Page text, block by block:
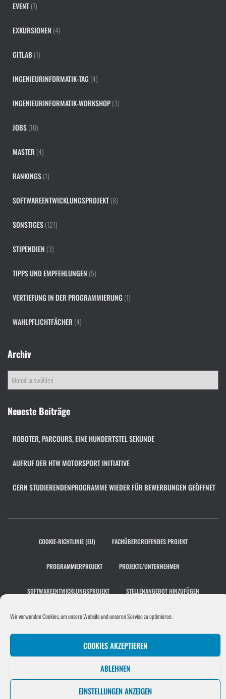
Wir verwenden Cookies, um unsere Website und unseren Service zu optimieren.
COOKIES AKZEPTIEREN
ABLEHNEN
EINSTELLUNGEN ANZEIGEN
EVENT(7)
EXKURSIONEN (4)
GITLAB(1)
INGENIEURINFORMATIK-TAG (4)
INGENIEURINFORMATIK-WORKSHOP(3)
JOBS(10)
MASTER(4)
RANKINGS(1)
SOFTWAREENTWICKLUNGSPROJEKT(8)
SONSTIGES(121)
STIPENDIEN (3)
TIPPS UND EMPFEHLUNGEN (5)
VERTIEFUNG IN DER PROGRAMMIERUNG (1)
WAHLPFLICHTFÄCHER(4)
Archiv
r
h
Neueste Beiträge
ROBOTER, PARCOURS, EINE HUNDERTSTEL SEKUNDE
AUFRUF DER HTW MOTORSPORT INITIATIVE
CERN STUDIERENDENPROGRAMME WIEDER FÜR BEWERBUNGEN GEÖFFNET
COOKIE-RICHTLINIE (EU) FACHÜBERGREIFENDES PROJEKT
PROGRAMMIERPROJEKT PROJEKTE/UNTERNEHMEN
SOFTWAREENTWICKLUNGSPROJEKT STELLENANGEBOT HINZUFÜGEN
UNTERNEHMEN